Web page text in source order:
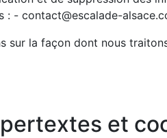
: - contact@escalade-
sur la façon dont nous
et